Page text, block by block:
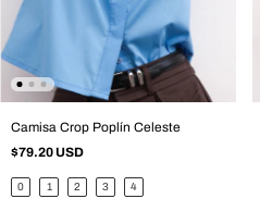
Camisa Crop Poplín Celeste
$79.20 USD
0 1 2 3 4